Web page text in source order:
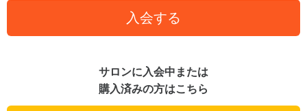
入会する
サロンに入会中または
購入済みの方はこちら